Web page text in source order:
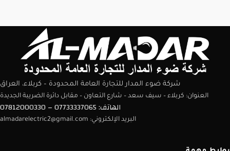
شركة ضوء المدار للتجارة العامة المحدودة – كربلاء، العراق
العنوان: كربلاء – سيف سعد – شارع التعاون – مقابل دائرة الضريبة الجديدة
الهاتف: 07733337065 – 07812000330
البريد الإلكتروني: almadarelectric2@gmail.com